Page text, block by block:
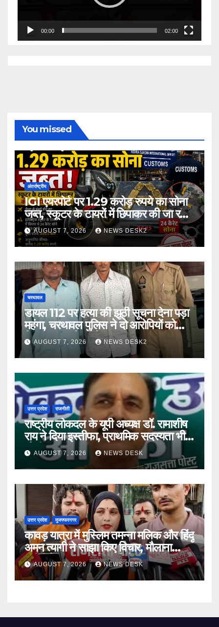
00:00 02:00
You missed
अंतर्राष्ट्रीय
IGI एयरपोर्ट पर 1.29 करोड़ रुपये का सोना
जब्त, स्कूटर के टायरों में छिपाकर की जा रही
थी तस्करी
AUGUST 7, 2026 NEWS DESK2
चरथावल
डायल 112 पर हत्या की झूठी सूचना देना पड़ा
महंगा, चरथावल पुलिस ने दो आरोपियों को
गिरफ्तार कर भेजा जेल
AUGUST 7, 2026 NEWS DESK2
उत्तर प्रदेश राजनीती
राष्ट्रीय लोकदल के यूपी अध्यक्ष डॉ. रामाशीष
राय ने दिया इस्तीफा, प्राथमिक सदस्यता भी
छोड़ीAUGUST 7, 2026 NEWS DESK
उत्तर प्रदेश मुजफ्फरनगर
कावड़ यात्रा में मुस्लिम तमन्ना मलिक और हिंदू
अमन त्यागी ने साझा किए विचार, मौलाना
रशीदी के बयान का किया विरोध
AUGUST 7, 2026 NEWS DESK